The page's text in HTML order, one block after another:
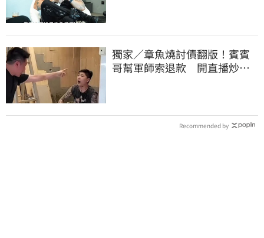
獨家／章魚燒討債翻版！賓賓
哥幫軍師索退款 開直播炒作
Recommended by